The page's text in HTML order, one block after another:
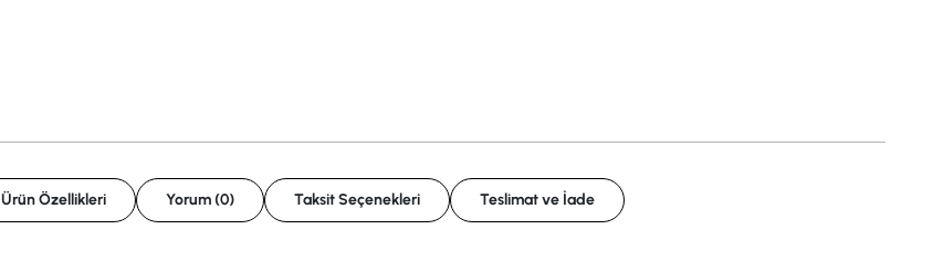
Ürün Özellikleri Yorum (0) Taksit Seçenekleri Teslimat ve İade